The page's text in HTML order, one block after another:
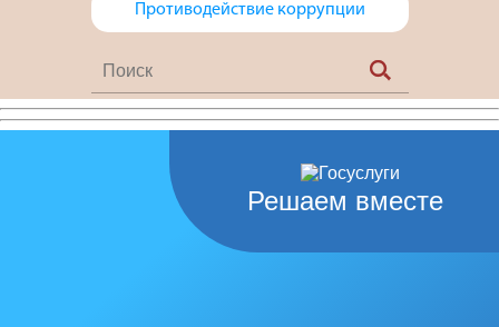
Противодействие коррупции
Решаем вместе